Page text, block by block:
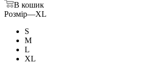
В кошик
Розмір—XL
S
M
L
XL